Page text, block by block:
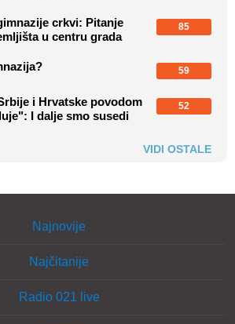
crkvi: Pitanje
u centru grada
85
59
i Hrvatske povodom
I dalje smo susedi
52
VIDI OSTALE
Najnovije
Najčitanije
Radio 021 live